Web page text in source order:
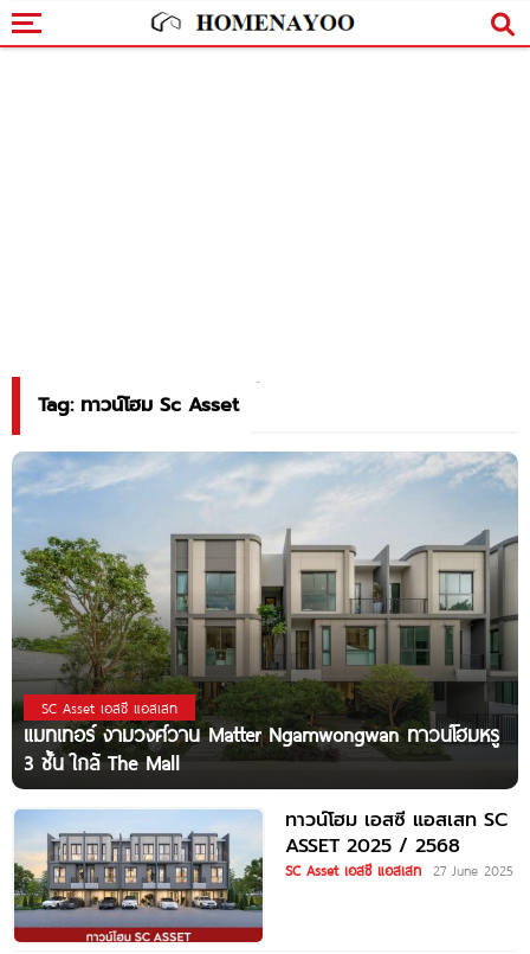
Tag: ทาวน์โฮม Sc Asset
SC Asset เอสซี แอสเสท
แมทเทอร์ งามวงศ์วาน Matter Ngamwongwan ทาวน์โฮมหรู
3 ชั้น ใกล้ The Mall
ทาวน์โฮม เอสซี แอสเสท SC
ASSET 2025 / 2568
SC Asset เอสซี แอสเสท 27 June 2025